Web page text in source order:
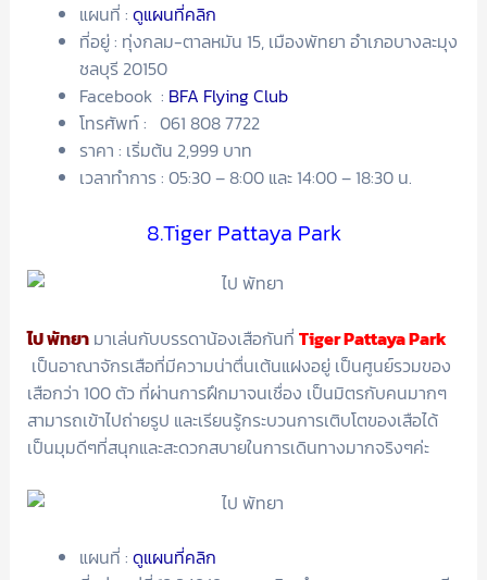
แผนที่ : ดูแผนที่คลิก
ที่อยู่ : ทุ่งกลม-ตาลหมัน 15, เมืองพัทยา อำเภอบางละมุง
ชลบุรี 20150
Facebook : BFA Flying Club
โทรศัพท์ : 061 808 7722
ราคา : เริ่มต้น 2,999 บาท
เวลาทำการ : 05:30 – 8:00 และ 14:00 – 18:30 น.
8.Tiger Pattaya Park
ไป พัทยา มาเล่นกับบรรดาน้องเสือกันที่ Tiger Pattaya Park
เป็นอาณาจักรเสือที่มีความน่าตื่นเต้นแฝงอยู่ เป็นศูนย์รวมของ
เสือกว่า 100 ตัว ที่ผ่านการฝึกมาจนเชื่อง เป็นมิตรกับคนมากๆ
สามารถเข้าไปถ่ายรูป และเรียนรู้กระบวนการเติบโตของเสือได้
เป็นมุมดีๆที่สนุกและสะดวกสบายในการเดินทางมากจริงๆค่ะ
แผนที่ : ดูแผนที่คลิก